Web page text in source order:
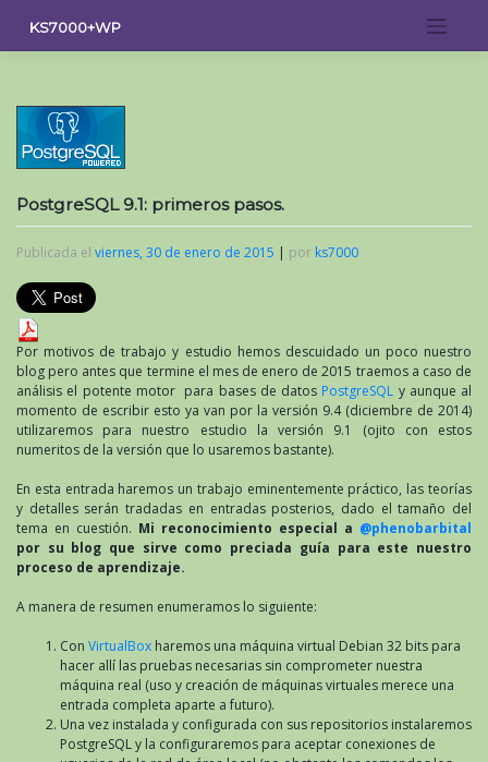
contenido
KS7000+WP
PostgreSQL 9.1: primeros pasos.
Publicada el viernes, 30 de enero de 2015 | por ks7000
Por motivos de trabajo y estudio hemos descuidado un poco nuestro
blog pero antes que termine el mes de enero de 2015 traemos a caso de
análisis el potente motor para bases de datos PostgreSQL y aunque al
momento de escribir esto ya van por la versión 9.4 (diciembre de 2014)
utilizaremos para nuestro estudio la versión 9.1 (ojito con estos
numeritos de la versión que lo usaremos bastante).
En esta entrada haremos un trabajo eminentemente práctico, las teorías
y detalles serán tradadas en entradas posterios, dado el tamaño del
tema en cuestión. Mi reconocimiento especial a @phenobarbital
por su blog que sirve como preciada guía para este nuestro
proceso de aprendizaje.
A manera de resumen enumeramos lo siguiente:
Con VirtualBox haremos una máquina virtual Debian 32 bits para
hacer allí las pruebas necesarias sin comprometer nuestra
máquina real (uso y creación de máquinas virtuales merece una
entrada completa aparte a futuro).
Una vez instalada y configurada con sus repositorios instalaremos
PostgreSQL y la configuraremos para aceptar conexiones de